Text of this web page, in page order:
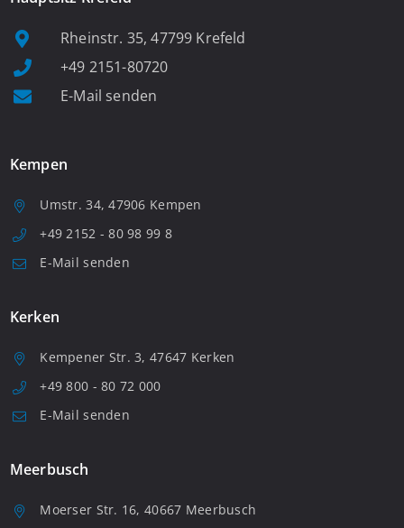
Rheinstr. 35, 47799 Krefeld
+49 2151-80720
E-Mail senden
Kempen
Umstr. 34, 47906 Kempen
+49 2152 - 80 98 99 8
E-Mail senden
Kerken
Kempener Str. 3, 47647 Kerken
+49 800 - 80 72 000
E-Mail senden
Meerbusch
Moerser Str. 16, 40667 Meerbusch